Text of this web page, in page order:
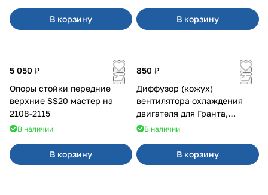
В корзину В корзину
5 050 ₽
Опоры стойки передние
верхние SS20 мастер на
2108-2115
В наличии
В корзину
850 ₽
Диффузор (кожух)
вентилятора охлаждения
двигателя для Гранта,
Калина-2, Датсун нового
В наличии
В корзину